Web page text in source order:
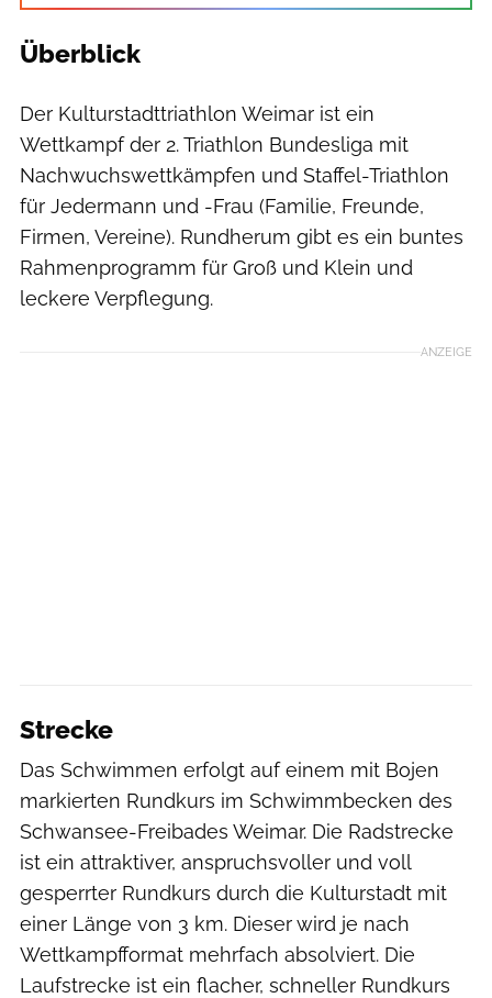
Überblick
Der Kulturstadttriathlon Weimar ist ein
Wettkampf der 2. Triathlon Bundesliga mit
Nachwuchswettkämpfen und Staffel-Triathlon
für Jedermann und -Frau (Familie, Freunde,
Firmen, Vereine). Rundherum gibt es ein buntes
Rahmenprogramm für Groß und Klein und
leckere Verpflegung.
ANZEIGE
Strecke
Das Schwimmen erfolgt auf einem mit Bojen
markierten Rundkurs im Schwimmbecken des
Schwansee-Freibades Weimar. Die Radstrecke
ist ein attraktiver, anspruchsvoller und voll
gesperrter Rundkurs durch die Kulturstadt mit
einer Länge von 3 km. Dieser wird je nach
Wettkampfformat mehrfach absolviert. Die
Laufstrecke ist ein flacher, schneller Rundkurs